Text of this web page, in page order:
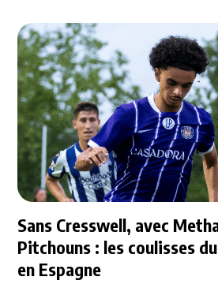
Sans Cresswell, avec
Pitchouns : les coulisses
en Espagne